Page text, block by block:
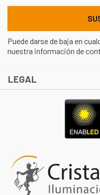
Puede darse de baja en
nuestra información de
LEGAL